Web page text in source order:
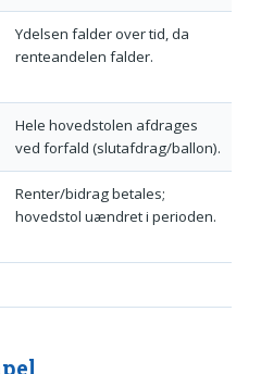
Ydelsen falder over tid, da
renteandelen falder.
Hele hovedstolen afdrages
ved forfald (slutafdrag/ballon).
Renter/bidrag betales;
hovedstol uændret i perioden.